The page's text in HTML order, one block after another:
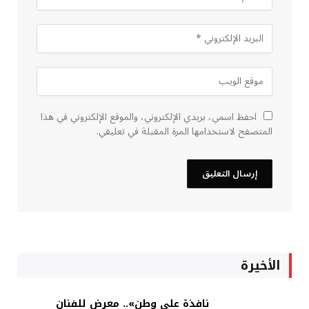
احفظ اسمي، بريدي الإلكتروني، والموقع الإلكتروني في هذا
المتصفح لاستخدامها المرة المقبلة في تعليقي.
الأخيرة
نافذة على وطن».. معرض للفنان